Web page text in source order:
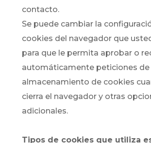
contacto.
Se puede cambiar la
cookies del navegador que
para que le permita aprobar o
automáticamente peticiones de
almacenamiento de cookies
cierra el navegador y otras
adicionales.
Tipos de cookies que utiliza